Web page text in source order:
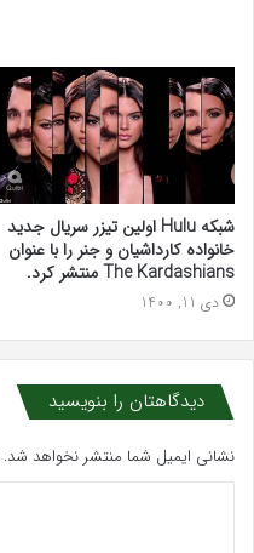
شبکه Hulu اولین تیزر سریال جدید
خانواده کارداشیان و جنر را با عنوان
The Kardashians منتشر کرد.
دی 11, 1400
دیدگاهتان را بنویسید
نشانی ایمیل شما منتشر نخواهد شد.